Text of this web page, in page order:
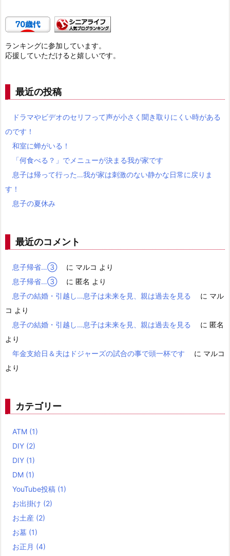
ランキングに参加しています。
応援していただけると嬉しいです。
最近の投稿
ドラマやビデオのセリフって声が小さく聞き取りにくい時がある
のです！
和室に蝉がいる！
「何食べる？」でメニューが決まる我が家です
息子は帰って行った…我が家は刺激のない静かな日常に戻りま
す！
息子の夏休み
最近のコメント
息子帰省…③ に マルコ より
息子帰省…③
に 匿名 より
息子の結婚・引越し…息子は未来を見、親は過去を見る
に マル
コ より
息子の結婚・引越し…息子は未来を見、親は過去を見る
に 匿名
より
年金支給日＆夫はドジャーズの試合の事で頭一杯です
に マルコ
より
カテゴリー
ATM (1)
DIY (2)
DIY (1)
DM (1)
YouTube投稿 (1)
お出掛け (2)
お土産 (2)
お墓 (1)
お正月 (4)